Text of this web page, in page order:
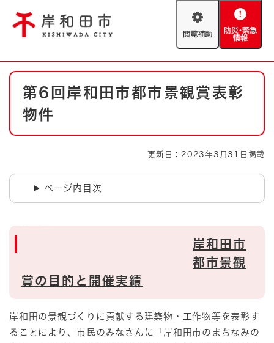
閲
助
防
緊
情
やさしい日本語
防災・緊急情報 救急・消防
本
第6回岸和田市都市景観賞表彰
物件
更新日：2023年3月31日掲載
ページ内目次
岸和田市
都市景観
賞の目的と開催実績
岸和田の景観づくりに貢献する建築物・工作物等を表彰す
ることにより、市民のみなさんに「岸和田市のまちなみの